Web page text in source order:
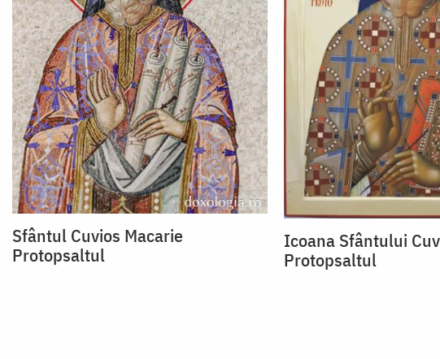
Sfântul Cuvios Macarie
Protopsaltul
Icoana Sfântului
Protopsaltul